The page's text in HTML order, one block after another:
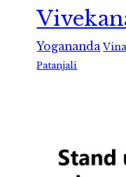
Yogananda
Patanjali